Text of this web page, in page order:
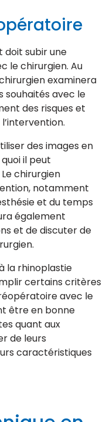
doit subir une
le chirurgien. Au
examinera
souhaités avec le
des risques et
des images en
il peut
chirurgien
notamment
et du temps
également
et de discuter de
la rhinoplastie
certains critères
avec le
être en bonne
quant aux
de leurs
caractéristiques